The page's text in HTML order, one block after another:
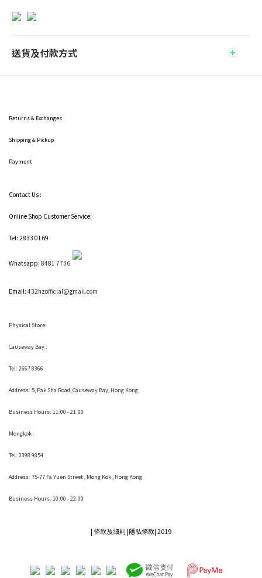
送貨及付款方式
Returns & Exchanges
Shipping& Pickup
Payment
Contact Us :
Online Shop Customer Service:
Tel: 2833 0169
Whatsapp: 8481 7736
Email: 432hzofficial@gmail.com
Physical Store:
Causeway Bay :
Tel: 2667 8366
Address: 5, Pak Sha Road, Causeway Bay, Hong Kong
Business Hours: 11:00 - 21:00
Mongkok :
Tel: 2398 9854
Address: 75-77 Fa Yuen Street , Mong Kok, Hong Kong
Business Hours: 10:00 - 22:00
|條款及細則|隱私條款|2019